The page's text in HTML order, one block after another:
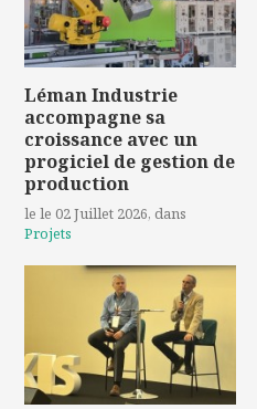
Léman Industrie
accompagne sa
croissance avec un
progiciel de gestion de
production
le le 02 Juillet 2026, dans
Projets